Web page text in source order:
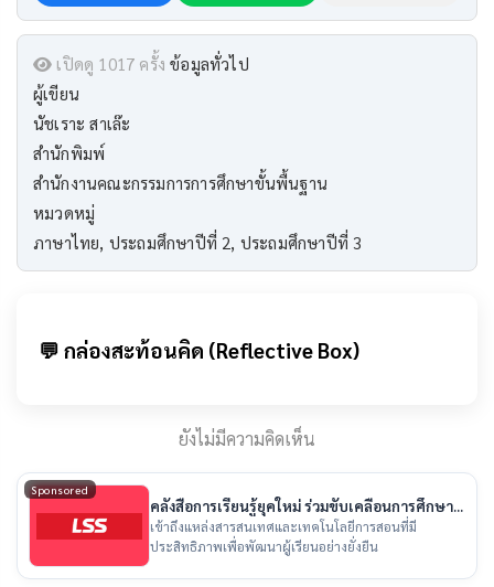
เปิดดู 1017 ครั้ง ข้อมูลทั่วไป
ผู้เขียน
นัชเราะ สาเล๊ะ
สำนักพิมพ์
สำนักงานคณะกรรมการการศึกษาขั้นพื้นฐาน
หมวดหมู่
ภาษาไทย, ประถมศึกษาปีที่ 2, ประถมศึกษาปีที่ 3
💬 กล่องสะท้อนคิด (Reflective Box)
ยังไม่มีความคิดเห็น
Sponsored
คลังสื่อการเรียนรู้ยุคใหม่ ร่วมขับเคลื่อนการศึกษา
ไทย
เข้าถึงแหล่งสารสนเทศและเทคโนโลยีการสอนที่มี
ประสิทธิภาพเพื่อพัฒนาผู้เรียนอย่างยั่งยืน